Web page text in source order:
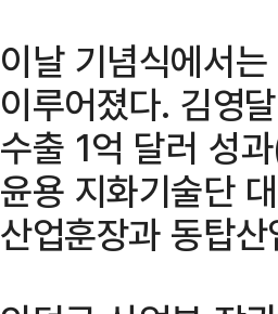
이날 기념식에서
이루어졌다. 김영
수출 1억 달러 성
윤용 지화기술단
산업훈장과 동탑